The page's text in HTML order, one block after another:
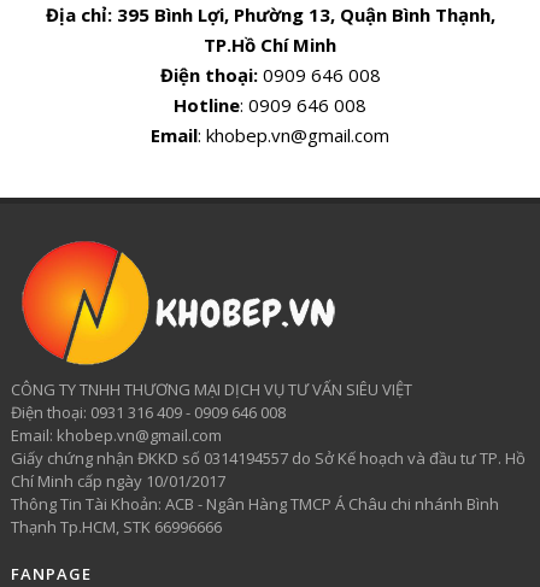
Địa chỉ: 395 Bình Lợi, Phường 13, Quận Bình Thạnh,
TP.Hồ Chí Minh
Điện thoại:0909 646 008
Hotline: 0909 646 008
Email: khobep.vn@gmail.com
CÔNG TY TNHH THƯƠNG MẠI DỊCH VỤ TƯ VẤN SIÊU VIỆT
​Điện thoại: 0931 316 409 - 0909 646 008
Email: khobep.vn@gmail.com
Giấy chứng nhận ĐKKD số 0314194557 do Sở Kế hoạch và đầu tư TP. Hồ
Chí Minh cấp ngày 10/01/2017
Thông Tin Tài Khoản: ACB - Ngân Hàng TMCP Á Châu chi nhánh Bình
Thạnh Tp.HCM, STK 66996666
FANPAGE